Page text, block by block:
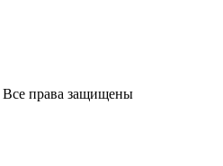
Все права защищены